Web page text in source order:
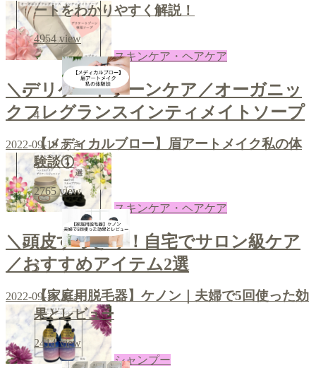
スキンケア・ヘアケア
＼デリケートゾーンケア／オーガニッ
クフレグランスインティメイトソープ
2022-09-19 あき
スキンケア・ヘアケア
＼頭皮すっきり！自宅でサロン級ケア
／おすすめアイテム2選
2022-09-16 あき
シャンプー
ートをわかりやすく解説！
4954 view
4
【メディカルブロー】眉アートメイク私の体
験談①
2765view
5
【家庭用脱毛器】ケノン｜夫婦で5回使った効
果とレビュー
2414view